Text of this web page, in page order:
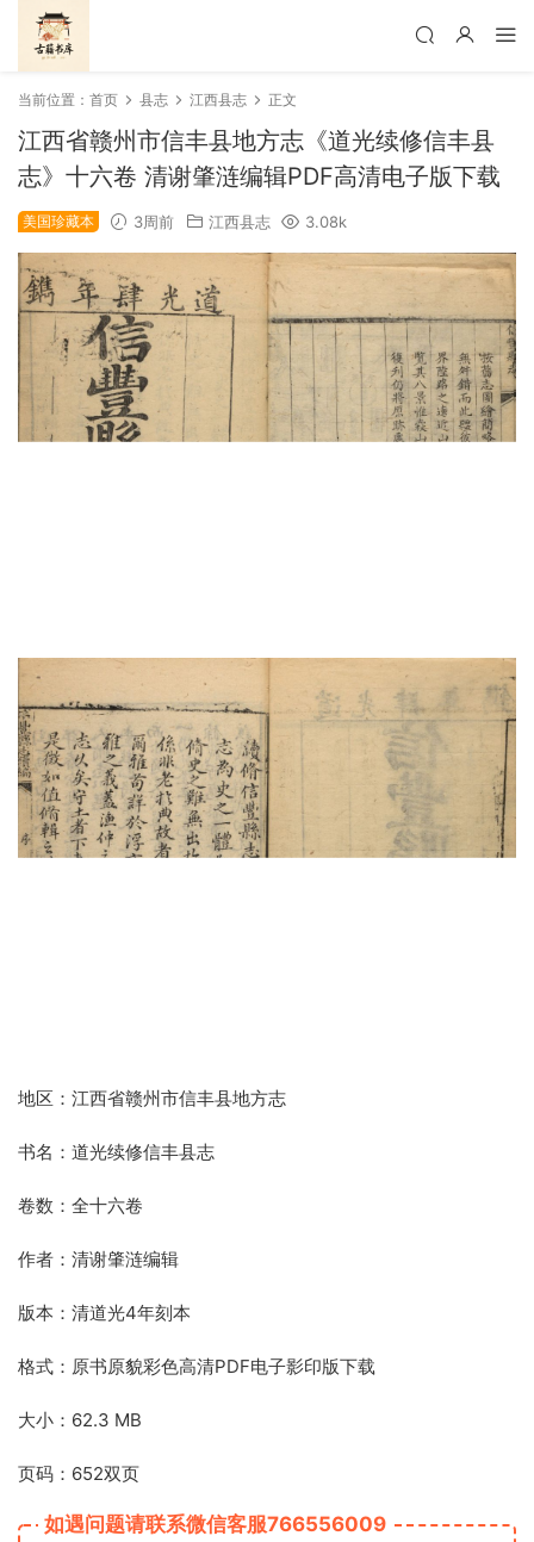
当前位置： 首页 县志 江西县志 正文
江西省赣州市信丰县地方志《道光续修信丰县
志》十六卷 清谢肇涟编辑PDF高清电子版下载
美国珍藏本 3周前 江西县志 3.08k
地区：江西省赣州市信丰县地方志
书名：道光续修信丰县志
卷数：全十六卷
作者：清谢肇涟编辑
版本：清道光4年刻本
格式：原书原貌彩色高清PDF电子影印版下载
大小：62.3 MB
页码：652双页
如遇问题请联系微信客服766556009